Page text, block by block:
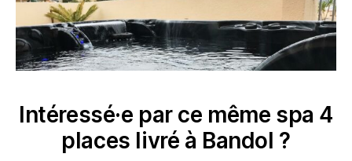
Intéressé·e par ce même spa 4
places livré à Bandol ?